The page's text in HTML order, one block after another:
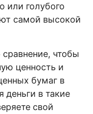
или голубого
самой высокой
чтобы
ценность и
бумаг в
деньги в такие
свой